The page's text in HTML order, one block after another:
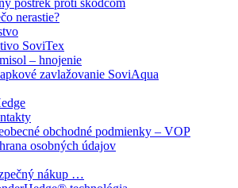
postrek proti škodcom
nerastie?
SoviTex
– hnojenie
zavlažovanie SoviAqua
obchodné podmienky – VOP
osobných údajov
nákup …